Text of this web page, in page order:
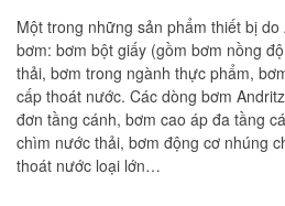
Một trong những sản phẩm thiết bị
bơm: bơm bột giấy (gồm bơm nồng
thải, bơm trong ngành thực phẩm,
cấp thoát nước. Các dòng bơm
đơn tầng cánh, bơm cao áp đa tầng
chìm nước thải, bơm động cơ nhúng
thoát nước loại lớn…